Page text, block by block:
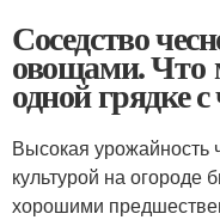
Соседство
овощами. Что
одной грядке
Высокая урожайность
культурой на
хорошими